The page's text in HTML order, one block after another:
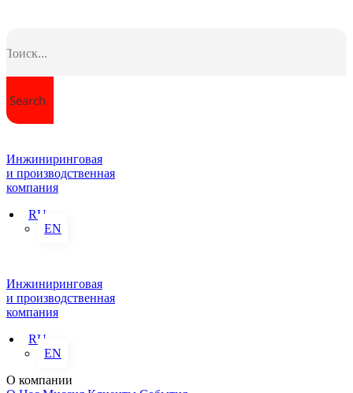
Search
Инжиниринговая
и производственная
компания
RU
EN
Инжиниринговая
и производственная
компания
RU
EN
О компании